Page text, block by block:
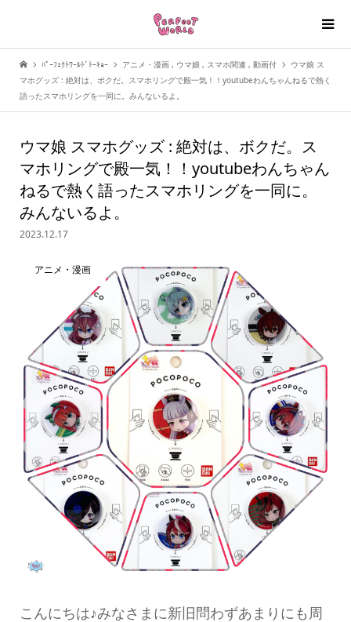
ﾊﾟｰﾌｪｸﾄﾜｰﾙﾄﾞﾄｰｷｮｰ アニメ・漫画 , ウマ娘 , スマホ関連 , 動画付
ウマ娘 ス
マホグッズ : 絶対は、ボクだ。スマホリングで殿一気！！youtubeわんちゃんねるで熱く
語ったスマホリングを一同に。みんないるよ。
ウマ娘 スマホグッズ : 絶対は、ボクだ。ス
マホリングで殿一気！！youtubeわんちゃん
ねるで熱く語ったスマホリングを一同に。
みんないるよ。
2023.12.17
アニメ・漫画
こんにちは♪みなさまに新旧問わずあまりにも周